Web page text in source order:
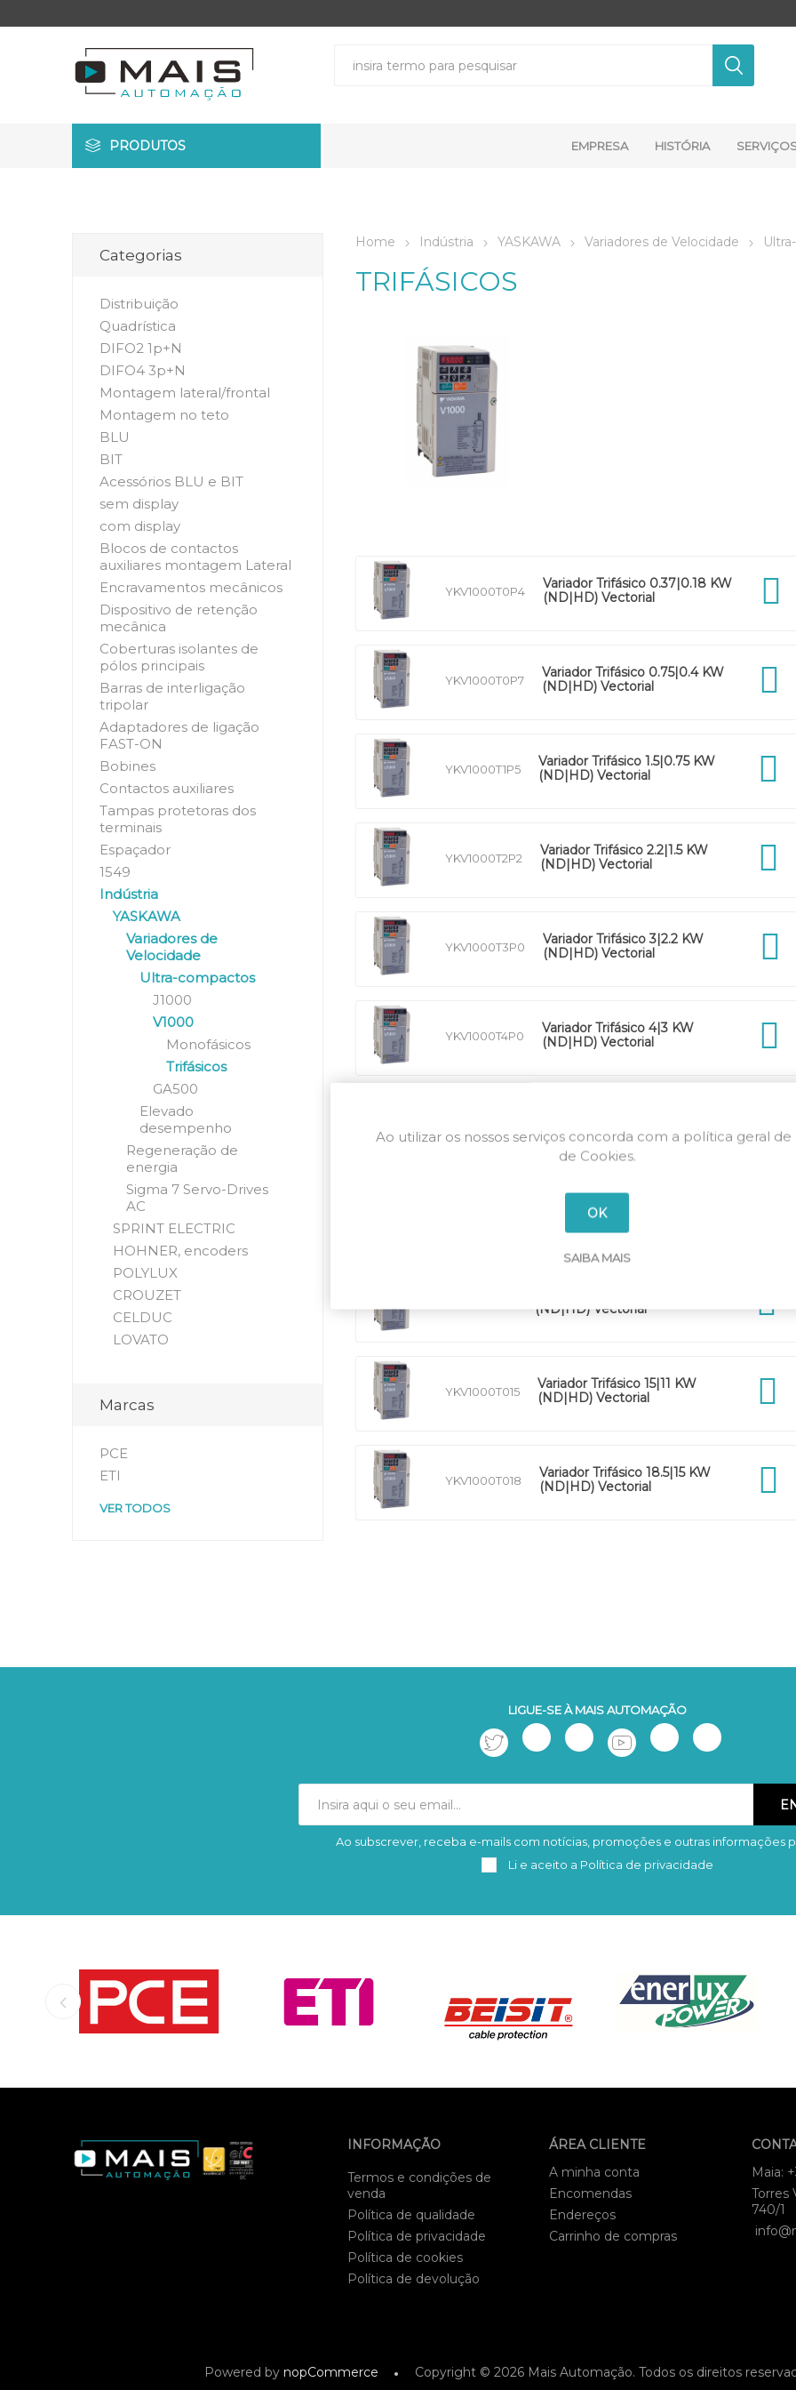
PRODUTOS EMPRESA HISTÓRIA
Home Indústria YASKAWA Variadores de Velocidade
TRIFÁSICOS
YKV1000T0P4
Variador Trifásico 0.37|0.18 KW
(ND|HD) Vectorial
YKV1000T0P7
Variador Trifásico 0.75|0.4 KW
(ND|HD) Vectorial
YKV1000T1P5
Variador Trifásico 1.5|0.75 KW
(ND|HD) Vectorial
YKV1000T2P2
Variador Trifásico 2.2|1.5 KW
(ND|HD) Vectorial
YKV1000T3P0
Variador Trifásico 3|2.2 KW
(ND|HD) Vectorial
YKV1000T4P0
Variador Trifásico 4|3 KW
(ND|HD) Vectorial
(ND|HD) Vectorial
Variador Trifásico 7.5|5.5 KW
(ND|HD) Vectorial
(ND|HD) Vectorial
YKV1000T015
Variador Trifásico 15|11 KW
(ND|HD) Vectorial
YKV1000T018
Variador Trifásico 18.5|15 KW
(ND|HD) Vectorial
Categorias
Distribuição
Quadrística
DIFO2 1p+N
DIFO4 3p+N
Montagem lateral/frontal
Montagem no teto
BLU
BIT
Acessórios BLU e BIT
sem display
com display
Blocos de contactos
auxiliares montagem Lateral
Encravamentos mecânicos
Dispositivo de retenção
mecânica
Coberturas isolantes de
pólos principais
Barras de interligação
tripolar
Adaptadores de ligação
FAST-ON
Bobines
Contactos auxiliares
Tampas protetoras dos
terminais
Espaçador
1549
Indústria
YASKAWA
Variadores de
Velocidade
Ultra-compactos
J1000
V1000
Monofásicos
Trifásicos
GA500
Elevado
desempenho
Regeneração de
energia
Sigma 7 Servo-Drives
AC
SPRINT ELECTRIC
HOHNER, encoders
POLYLUX
CROUZET
CELDUC
LOVATO
Marcas
PCE
ETI
VER TODOS
LIGUE-SE À MAIS AUTOMAÇÃO
Subscrever Remover
Ao subscrever, receba e-mails com notícias, promoções e outras informações
Li e aceito a Política de privacidade
INFORMAÇÃO
Termos e condições de
venda
Política de qualidade
Política de privacidade
Política de cookies
Política de devolução
ÁREA CLIENTE
A minha conta
Encomendas
Endereços
Carrinho de compras
Maia:
Torres
740/1
Powered by nopCommerce Copyright © 2026 Mais Automação. Todos os direitos
Ao utilizar os nossos serviços concorda com a política geral de
de Cookies.
OK
SAIBA MAIS